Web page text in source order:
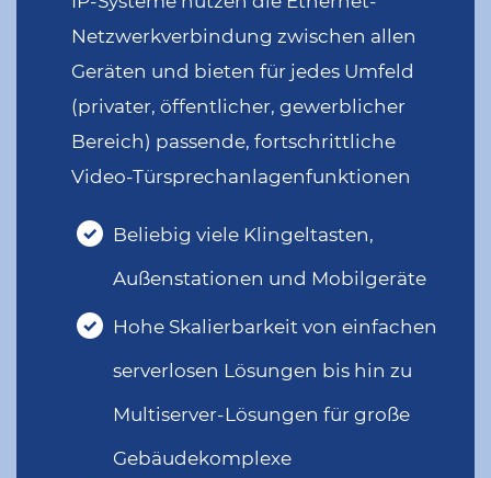
Netzwerkverbindung zwischen allen
Geräten und bieten für jedes Umfeld
(privater, öffentlicher, gewerblicher
Bereich) passende, fortschrittliche
Video-Türsprechanlagenfunktionen
Beliebig viele Klingeltasten,
Außenstationen und Mobilgeräte
Hohe Skalierbarkeit von einfachen
serverlosen Lösungen bis hin zu
Multiserver-Lösungen für große
Gebäudekomplexe